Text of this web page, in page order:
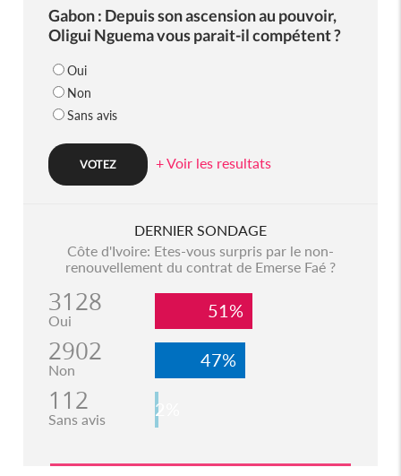
Gabon : Depuis son ascension au pouvoir,
Oligui Nguema vous parait-il compétent ?
Oui
Non
Sans avis
+ Voir les resultats
DERNIER SONDAGE
Côte d'Ivoire: Etes-vous surpris par le non-
renouvellement du contrat de Emerse Faé ?
3128
Oui 51%
2902
Non 47%
112
Sans avis 2%